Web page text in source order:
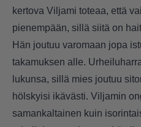
kertova Viljami toteaa, että
pienempään, sillä siitä on
Hän joutuu varomaan jopa
takamuksen alle.
lukunsa, sillä mies joutuu
hölskyisi ikävästi. Viljamin
samankaltainen kuin